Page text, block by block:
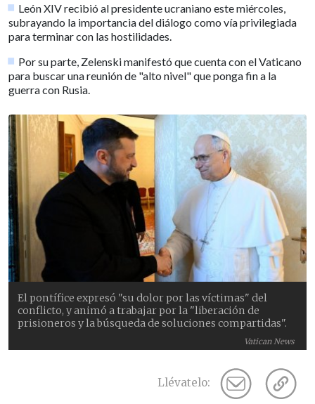
León XIV recibió al presidente ucraniano este miércoles,
subrayando la importancia del diálogo como vía privilegiada
para terminar con las hostilidades.
Por su parte, Zelenski manifestó que cuenta con el Vaticano
para buscar una reunión de "alto nivel" que ponga fin a la
guerra con Rusia.
Vatican News
El pontífice expresó "su dolor por las víctimas" del
conflicto, y animó a trabajar por la "liberación de
prisioneros y la búsqueda de soluciones compartidas".
Llévatelo: